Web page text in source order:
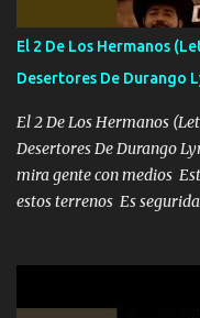
tu vida, y está bien
escribiendo y la otra me
la invite a cenar Otras
bailar Pero es que tengo
mueven solo por el interés
El 2 De Los Hermanos
Desertores De Durango
El 2 De Los Hermanos
Desertores De Durango
mira gente con medios
estos terrenos Es
ni tampoco las mujeres